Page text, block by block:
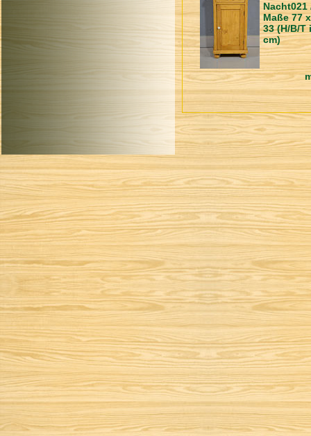
Nacht021
Maße 77
33 (H/B/T
cm)